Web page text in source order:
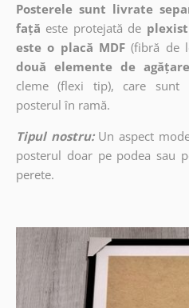
Posterele sunt livrate
față este protejată de
este o placă MDF (fibră de
două elemente de
cleme (flexi tip), care sunt
posterul în ramă.
Tipul nostru: Un aspect
posterul doar pe podea sau
perete.